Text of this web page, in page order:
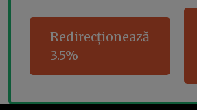
Redirecționează
3.5%